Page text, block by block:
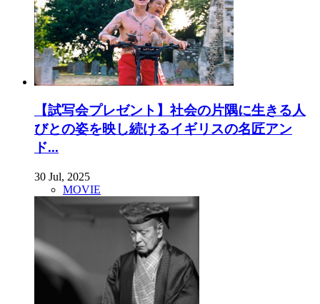
【試写会プレゼント】社会の片隅に生きる人
びとの姿を映し続けるイギリスの名匠アン
ド...
30 Jul, 2025
MOVIE